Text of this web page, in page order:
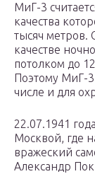
МиГ-3
качества
тысяч метров.
качестве
потолком до
Поэтому МиГ-3
числе и для
22.07.1941
Москвой, где
вражеский
Александр